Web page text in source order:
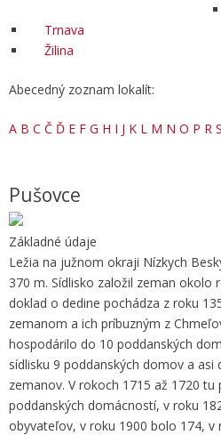
Trnava
Žilina
Abecedný zoznam lokalít:
A B C Č Ď E F G H I J K L M N O P R S
Pušovce
Základné údaje
Ležia na južnom okraji Nízkych
370 m. Sídlisko založil zeman okolo
doklad o dedine pochádza z roku
zemanom a ich príbuzným z
hospodárilo do 10 poddanských
sídlisku 9 poddanských domov a asi
zemanov. V rokoch 1715 až 1720
poddanských domácností, v roku
obyvateľov, v roku 1900 bolo 174, v